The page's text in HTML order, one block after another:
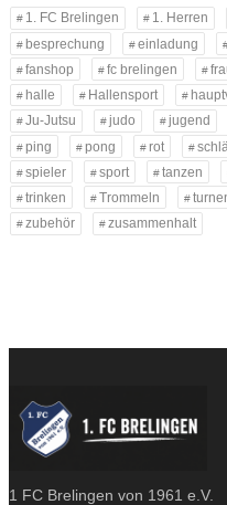
1. FC Brelingen 1. Herren
besprechung
einladung
fanshop
fc brelingen
halle
Hallensport
Ju-Jutsu
judo jugend
ping
pong rot
spieler
sport tanzen
trinken
Trommeln
zubehör
zusammenhalt
1 FC Brelingen von 1961 e.V.